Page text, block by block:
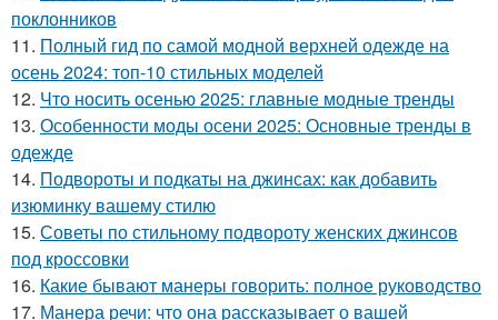
поклонников
11. Полный гид по самой модной верхней одежде на
осень 2024: топ-10 стильных моделей
12. Что носить осенью 2025: главные модные тренды
13. Особенности моды осени 2025: Основные тренды в
одежде
14. Подвороты и подкаты на джинсах: как добавить
изюминку вашему стилю
15. Советы по стильному подвороту женских джинсов
под кроссовки
16. Какие бывают манеры говорить: полное руководство
17. Манера речи: что она рассказывает о вашей